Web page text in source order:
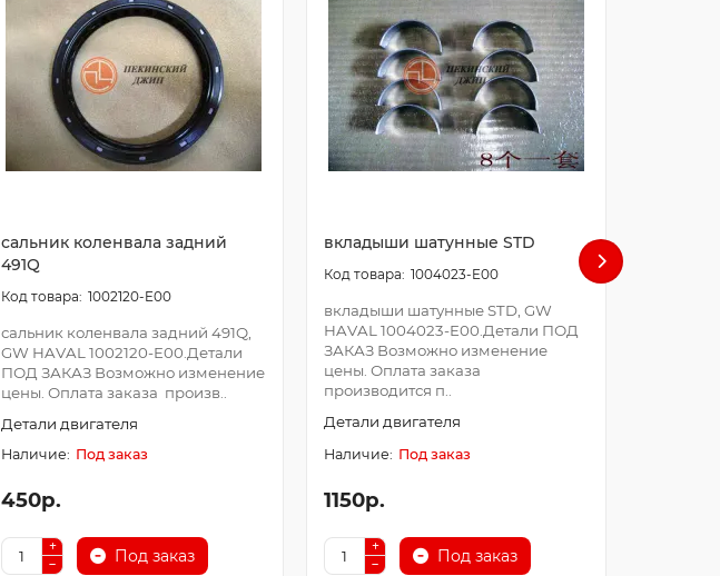
сальник коленвала задний
491Q
1002120-E00
сальник коленвала задний 491Q,
GW HAVAL 1002120-E00.Детали
ПОД ЗАКАЗ Возможно изменение
цены. Оплата заказа произв..
Детали двигателя
Под заказ
450р.
Под заказ
вкладыши шатунные STD
1004023-E00
вкладыши шатунные STD, GW
HAVAL 1004023-E00.Детали ПОД
ЗАКАЗ Возможно изменение
цены. Оплата заказа
производится п..
Детали двигателя
Под заказ
1150р.
Под заказ